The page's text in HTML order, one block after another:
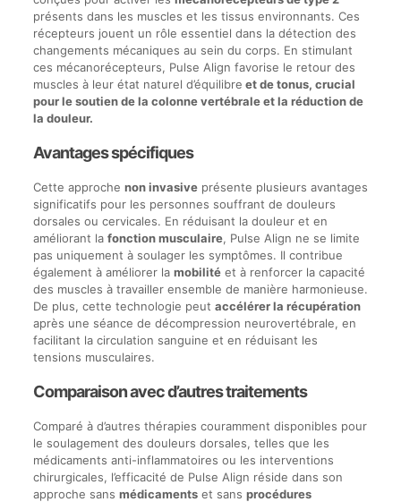
présents dans les muscles et les tissus environnants. Ces
récepteurs jouent un rôle essentiel dans la détection des
changements mécaniques au sein du corps. En stimulant
ces mécanorécepteurs, Pulse Align favorise le retour des
muscles à leur état naturel d’équilibre et de tonus, crucial
pour le soutien de la colonne vertébrale et la réduction de
la douleur.
Avantages spécifiques
Cette approche non invasiveprésente plusieurs avantages
significatifs pour les personnes souffrant de douleurs
dorsales ou cervicales. En réduisant la douleur et en
améliorant la fonction musculaire, Pulse Align ne se limite
pas uniquement à soulager les symptômes. Il contribue
également à améliorer la mobilitéet à renforcer la capacité
des muscles à travailler ensemble de manière harmonieuse.
De plus, cette technologie peut accélérer la récupération
après une séance de décompression neurovertébrale, en
facilitant la circulation sanguine et en réduisant les
tensions musculaires.
Comparaison avec d’autres traitements
Comparé à d’autres thérapies couramment disponibles pour
le soulagement des douleurs dorsales, telles que les
médicaments anti-inflammatoires ou les interventions
chirurgicales, l’efficacité de Pulse Align réside dans son
approche sans médicamentset sans procédures